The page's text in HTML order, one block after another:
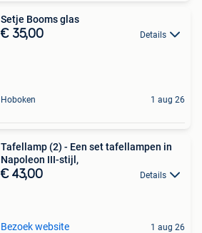
Setje Booms glas
€ 35,00 Details
Hoboken 1 aug 26
Tafellamp (2) - Een set tafellampen in
Napoleon III-stijl,
€ 43,00 Details
Bezoek website 1 aug 26